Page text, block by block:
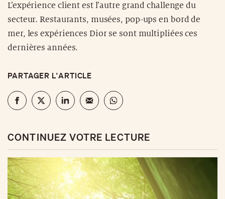
L’expérience client est l’autre grand challenge du
secteur. Restaurants, musées, pop-ups en bord de
mer, les expériences Dior se sont multipliées ces
dernières années.
PARTAGER L'ARTICLE
CONTINUEZ VOTRE LECTURE